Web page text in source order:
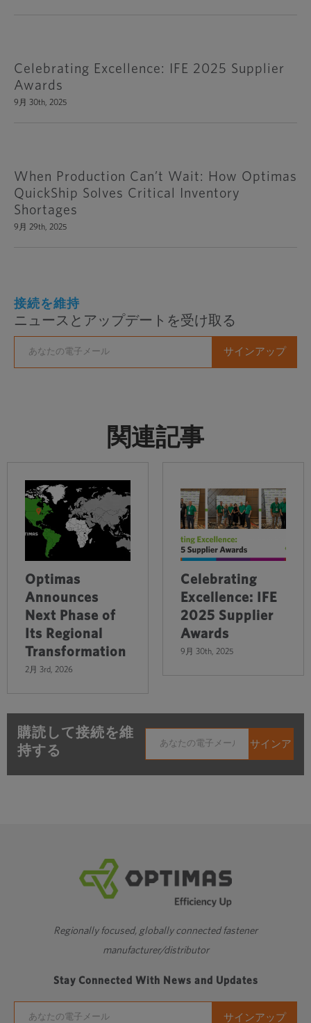
Celebrating Excellence: IFE 2025 Supplier
Awards
9月 30th, 2025
When Production Can’t Wait: How Optimas
QuickShip Solves Critical Inventory
Shortages
9月 29th, 2025
接続を維持
ニュースとアップデートを受け取る
関連記事
Optimas
Announces
Next Phase of
Its Regional
Transformation
2月 3rd, 2026
Celebrating
Excellence: IFE
2025 Supplier
Awards
9月 30th, 2025
購読して接続を維
持する
Regionally focused, globally connected fastener
manufacturer/distributor
Stay Connected With News and Updates